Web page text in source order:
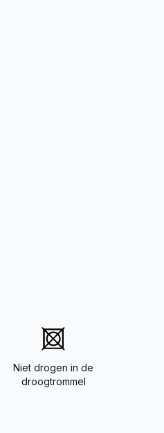
Niet drogen in de
droogtrommel